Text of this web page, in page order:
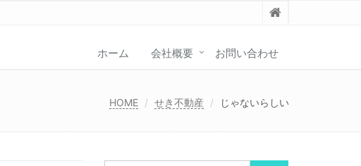
ホーム 会社概要 お問い合わせ
HOME せき不動産 じゃないらしい